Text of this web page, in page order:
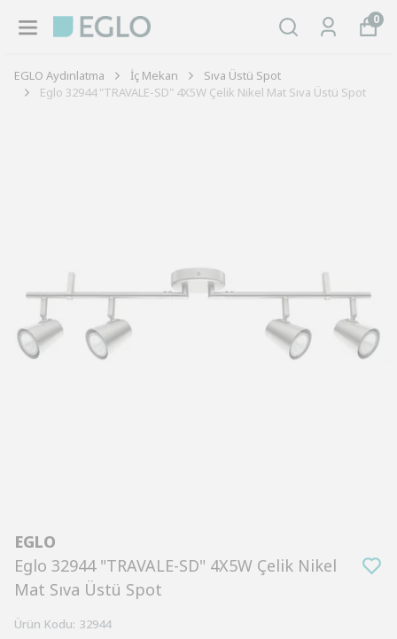
0
EGLO Aydınlatma İç Mekan
Sıva Üstü Spot
Eglo 32944 "TRAVALE-SD" 4X5W Çelik Nikel Mat Sıva Üstü Spot
EGLO
Eglo 32944 "TRAVALE-SD" 4X5W Çelik Nikel
Mat Sıva Üstü Spot
Ürün Kodu: 32944